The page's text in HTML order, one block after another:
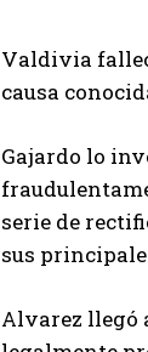
Valdivia
causa
Gajardo lo
serie de
sus
Alvarez llegó